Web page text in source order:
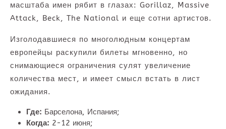
масштаба имен рябит в глазах: Gorillaz, Massive
Attack, Beck, The National и еще сотни артистов.
Изголодавшиеся по многолюдным концертам
европейцы раскупили билеты мгновенно, но
снимающиеся ограничения сулят увеличение
количества мест, и имеет смысл встать в лист
ожидания.
Где: Барселона, Испания;
Когда: 2-12 июня;